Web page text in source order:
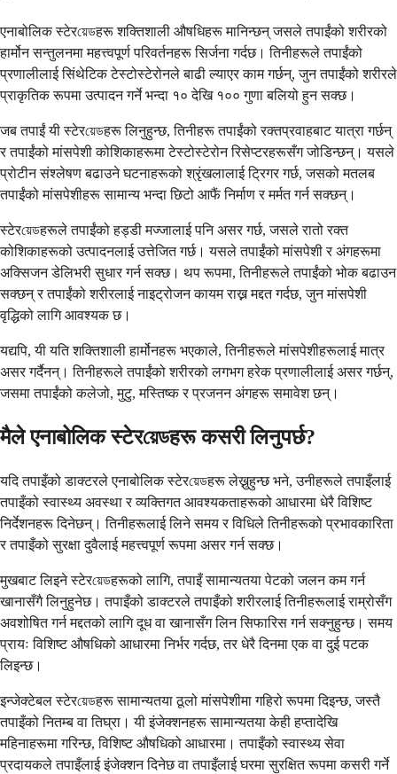
एनाबोलिक स्टेरয়েডहरू शक्तिशाली औषधिहरू मानिन्छन् जसले तपाईंको शरीरको
हार्मोन सन्तुलनमा महत्त्वपूर्ण परिवर्तनहरू सिर्जना गर्दछ। तिनीहरूले तपाईंको
प्रणालीलाई सिंथेटिक टेस्टोस्टेरोनले बाढी ल्याएर काम गर्छन्, जुन तपाईंको शरीरले
प्राकृतिक रूपमा उत्पादन गर्ने भन्दा १० देखि १०० गुणा बलियो हुन सक्छ।
जब तपाईं यी स्टेरয়েডहरू लिनुहुन्छ, तिनीहरू तपाईंको रक्तप्रवाहबाट यात्रा गर्छन्
र तपाईंको मांसपेशी कोशिकाहरूमा टेस्टोस्टेरोन रिसेप्टरहरूसँग जोडिन्छन्। यसले
प्रोटीन संश्लेषण बढाउने घटनाहरूको श्रृंखलालाई ट्रिगर गर्छ, जसको मतलब
तपाईंको मांसपेशीहरू सामान्य भन्दा छिटो आफैं निर्माण र मर्मत गर्न सक्छन्।
स्टेरয়েডहरूले तपाईंको हड्डी मज्जालाई पनि असर गर्छ, जसले रातो रक्त
कोशिकाहरूको उत्पादनलाई उत्तेजित गर्छ। यसले तपाईंको मांसपेशी र अंगहरूमा
अक्सिजन डेलिभरी सुधार गर्न सक्छ। थप रूपमा, तिनीहरूले तपाईंको भोक बढाउन
सक्छन् र तपाईंको शरीरलाई नाइट्रोजन कायम राख्न मद्दत गर्दछ, जुन मांसपेशी
वृद्धिको लागि आवश्यक छ।
यद्यपि, यी यति शक्तिशाली हार्मोनहरू भएकाले, तिनीहरूले मांसपेशीहरूलाई मात्र
असर गर्दैनन्। तिनीहरूले तपाईंको शरीरको लगभग हरेक प्रणालीलाई असर गर्छन्,
जसमा तपाईंको कलेजो, मुटु, मस्तिष्क र प्रजनन अंगहरू समावेश छन्।
मैले एनाबोलिक स्टेरয়েডहरू कसरी लिनुपर्छ?
यदि तपाइँको डाक्टरले एनाबोलिक स्टेरয়েডहरू लेख्नुहुन्छ भने, उनीहरूले तपाइँलाई
तपाइँको स्वास्थ्य अवस्था र व्यक्तिगत आवश्यकताहरूको आधारमा धेरै विशिष्ट
निर्देशनहरू दिनेछन्। तिनीहरूलाई लिने समय र विधिले तिनीहरूको प्रभावकारिता
र तपाइँको सुरक्षा दुवैलाई महत्त्वपूर्ण रूपमा असर गर्न सक्छ।
मुखबाट लिइने स्टेरয়েডहरूको लागि, तपाइँ सामान्यतया पेटको जलन कम गर्न
खानासँगै लिनुहुनेछ। तपाइँको डाक्टरले तपाइँको शरीरलाई तिनीहरूलाई राम्रोसँग
अवशोषित गर्न मद्दतको लागि दूध वा खानासँग लिन सिफारिस गर्न सक्नुहुन्छ। समय
प्रायः विशिष्ट औषधिको आधारमा निर्भर गर्दछ, तर धेरै दिनमा एक वा दुई पटक
लिइन्छ।
इन्जेक्टेबल स्टेरয়েডहरू सामान्यतया ठूलो मांसपेशीमा गहिरो रूपमा दिइन्छ, जस्तै
तपाइँको नितम्ब वा तिघ्रा। यी इंजेक्शनहरू सामान्यतया केही हप्तादेखि
महिनाहरूमा गरिन्छ, विशिष्ट औषधिको आधारमा। तपाइँको स्वास्थ्य सेवा
प्रदायकले तपाइँलाई इंजेक्शन दिनेछ वा तपाइँलाई घरमा सुरक्षित रूपमा कसरी गर्ने